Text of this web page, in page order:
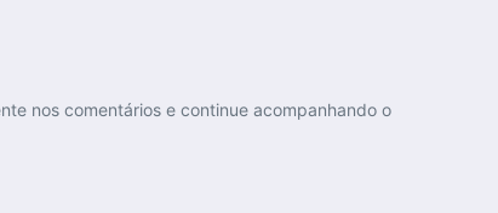
nos comentários e continue acompanhando o